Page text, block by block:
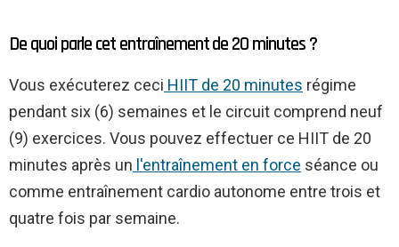
De quoi parle cet entraînement de 20 minutes ?
Vous exécuterez ceci HIIT de 20 minutes régime
pendant six (6) semaines et le circuit comprend neuf
(9) exercices. Vous pouvez effectuer ce HIIT de 20
minutes après un l'entraînement en force séance ou
comme entraînement cardio autonome entre trois et
quatre fois par semaine.